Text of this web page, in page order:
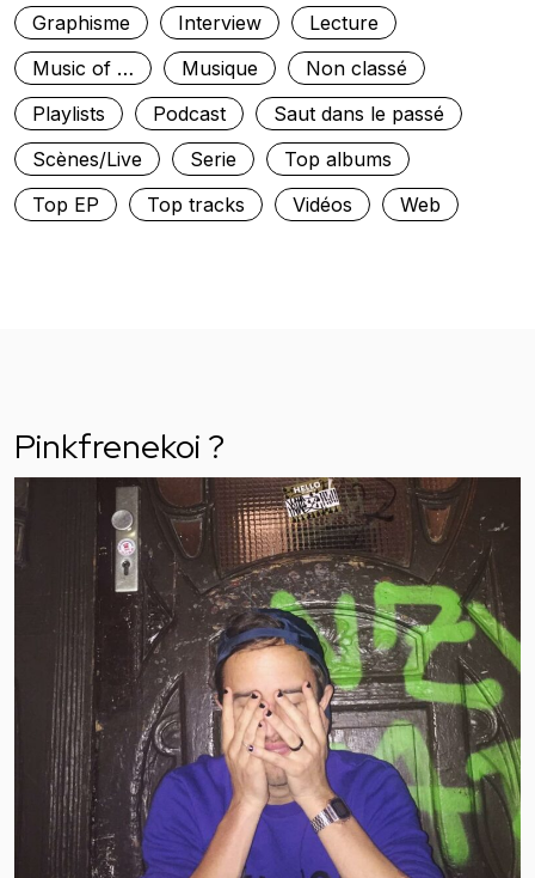
Graphisme
Interview
Lecture
Music of …
Musique
Non classé
Playlists
Podcast
Saut dans le passé
Scènes/Live
Serie
Top albums
Top EP
Top tracks Vidéos Web
Pinkfrenekoi ?